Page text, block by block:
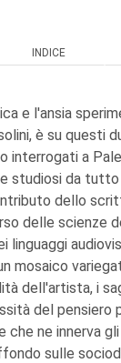
INDICE
e l'ansia
è su questi
interrogati a
studiosi da tutto
dello
delle scienze
linguaggi
mosaico
dell'artista, i
del pensiero
che ne innerva
sulle